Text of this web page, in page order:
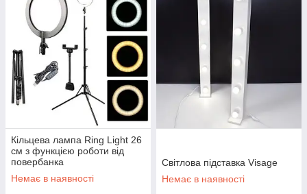
Кільцева лампа Ring Light 26
см з функцією роботи від
повербанка
Немає в наявності
Світлова підставка Visage
Немає в наявності